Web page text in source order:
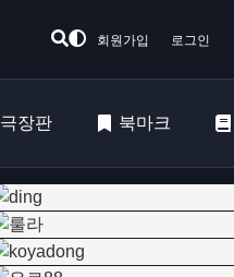
회원가입 로그인
극장판 북마크